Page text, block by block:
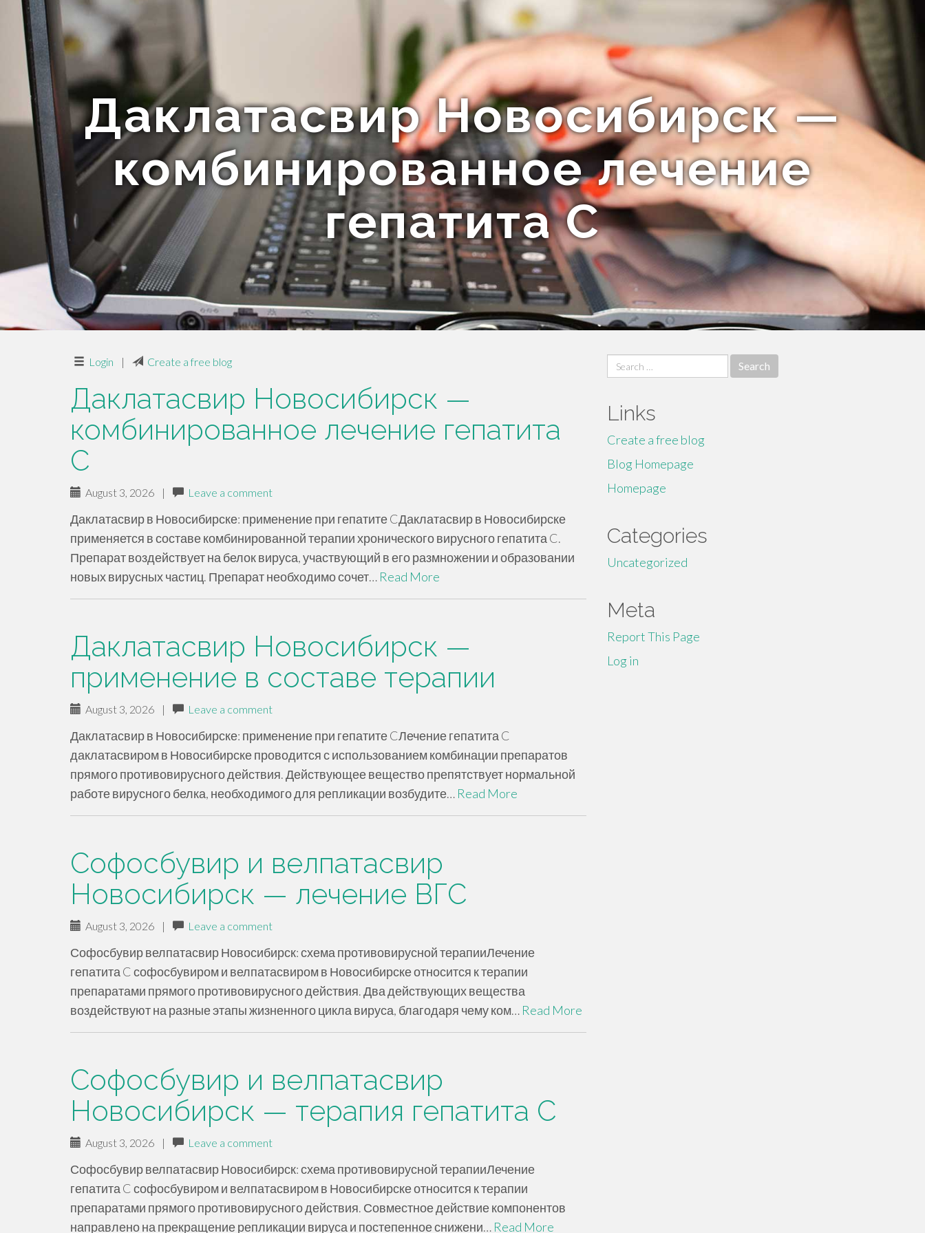
Даклатасвир Новосибирск —
комбинированное лечение
гепатита C
Login | Create a free blog
Даклатасвир Новосибирск —
комбинированное лечение гепатита
C
August 3, 2026 | Leave a comment
Даклатасвир в Новосибирске: применение при гепатите CДаклатасвир в Новосибирске
применяется в составе комбинированной терапии хронического вирусного гепатита C.
Препарат воздействует на белок вируса, участвующий в его размножении и образовании
новых вирусных частиц. Препарат необходимо сочет… Read More
Даклатасвир Новосибирск —
применение в составе терапии
August 3, 2026 | Leave a comment
Даклатасвир в Новосибирске: применение при гепатите CЛечение гепатита C
даклатасвиром в Новосибирске проводится с использованием комбинации препаратов
прямого противовирусного действия. Действующее вещество препятствует нормальной
работе вирусного белка, необходимого для репликации возбудите… Read More
Софосбувир и велпатасвир
Новосибирск — лечение ВГС
August 3, 2026 | Leave a comment
Софосбувир велпатасвир Новосибирск: схема противовирусной терапииЛечение
гепатита C софосбувиром и велпатасвиром в Новосибирске относится к терапии
препаратами прямого противовирусного действия. Два действующих вещества
воздействуют на разные этапы жизненного цикла вируса, благодаря чему ком… Read More
Софосбувир и велпатасвир
Новосибирск — терапия гепатита C
August 3, 2026 | Leave a comment
Софосбувир велпатасвир Новосибирск: схема противовирусной терапииЛечение
гепатита C софосбувиром и велпатасвиром в Новосибирске относится к терапии
препаратами прямого противовирусного действия. Совместное действие компонентов
направлено на прекращение репликации вируса и постепенное снижени… Read More
Search
for:
Links
Create a free blog
Blog Homepage
Homepage
Categories
Uncategorized
Meta
Report This Page
Log in